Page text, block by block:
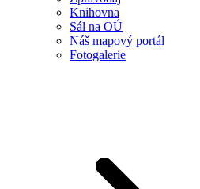
Knihovna
Sál na OÚ
Náš mapový portál
Fotogalerie